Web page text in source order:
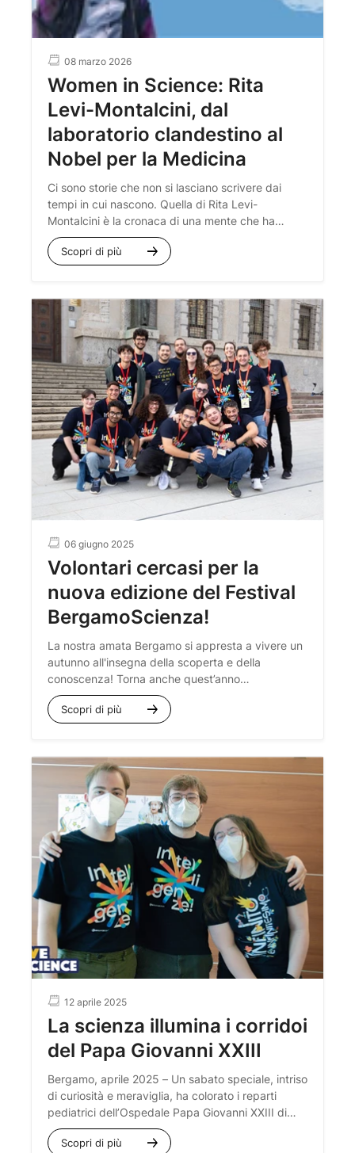
08 marzo 2026
Women in Science: Rita
Levi-Montalcini, dal
laboratorio clandestino al
Nobel per la Medicina
Ci sono storie che non si lasciano scrivere dai
tempi in cui nascono. Quella di Rita Levi-
Montalcini è la cronaca di una mente che ha
rifiutato ogni confine: quelli imposti dalle leggi
razziali, quelli dettati dalla guerra e quelli, non
Scopri di più
06 giugno 2025
Volontari cercasi per la
nuova edizione del Festival
BergamoScienza!
La nostra amata Bergamo si appresta a vivere un
autunno all'insegna della scoperta e della
conoscenza! Torna anche quest’anno
l'attesissimoFestival BergamoScienza
trasformare la città in un vibrante polo di
ricco calendario di eventi, incontri e laboratori, e
per farlo al meglio, il Festival ha bisogno di te!
Scopri di più
12 aprile 2025
La scienza illumina i corridoi
del Papa Giovanni XXIII
Bergamo, aprile 2025 – Un sabato speciale, intriso
di curiosità e meraviglia, ha colorato i reparti
pediatrici dell’Ospedale Papa Giovanni XXIII di
Bergamo. Il 12 aprile, i giovani volontari
di
WeScience, il dinamico gruppo under 30 di
Scopri di più